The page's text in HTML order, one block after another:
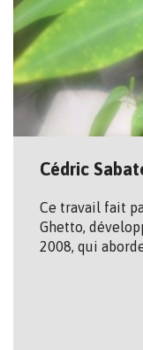
Cédric
Ce tra­vail fait
Ghetto,
2008, qui